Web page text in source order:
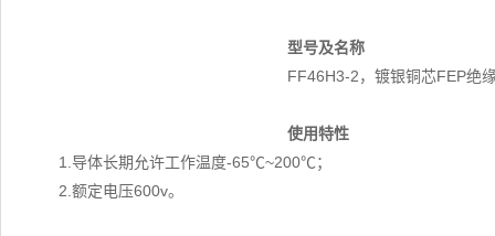
型号及名称
FF46H3-2，镀银铜芯FEP绝
使用特性
1.导体长期允许工作温度-65℃~200℃；
2.额定电压600v。